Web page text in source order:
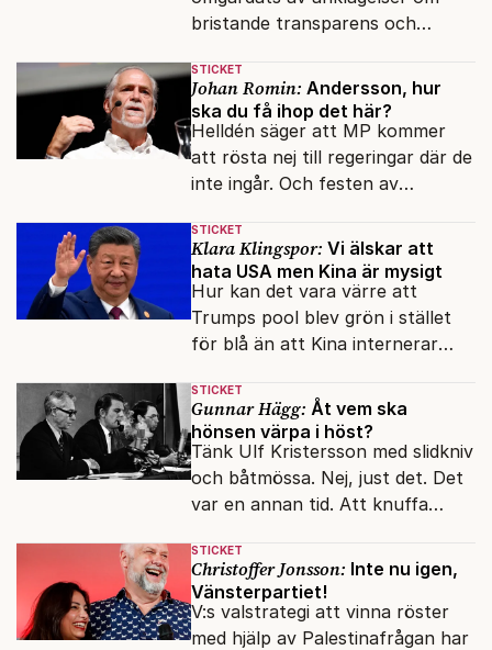
bristande transparens och
internationella biståndsmedel.
STICKET
Johan Romin: Andersson, hur
ska du få ihop det här?
Helldén säger att MP kommer
att rösta nej till regeringar där de
inte ingår. Och festen av
betalas med lån.
STICKET
Klara Klingspor: Vi älskar att
hata USA men Kina är mysigt
Hur kan det vara värre att
Trumps pool blev grön i stället
för blå än att Kina internerar
omskolningsläger?
STICKET
Gunnar Hägg: Åt vem ska
hönsen värpa i höst?
Tänk Ulf Kristersson med slidkniv
och båtmössa. Nej, just det. Det
var en annan tid. Att knuffa
otänkbart.
STICKET
Christoffer Jonsson: Inte nu igen,
Vänsterpartiet!
V:s valstrategi att vinna röster
med hjälp av Palestinafrågan har